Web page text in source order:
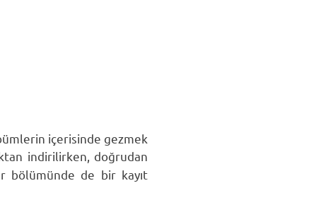
içerisinde gezmek
indirilirken, doğrudan
bölümünde de bir kayıt